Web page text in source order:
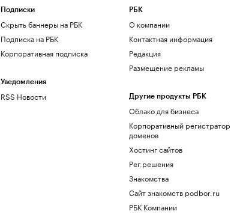
Подписки
Скрыть баннеры на РБК
Подписка на РБК
Корпоративная подписка
Уведомления
RSS Новости
РБК
О компании
Контактная информация
Редакция
Размещение рекламы
Другие продукты РБК
Облако для бизнеса
Корпоративный регистратор
доменов
Хостинг сайтов
Рег.решения
Знакомства
Сайт знакомств podbor.ru
РБК Компании